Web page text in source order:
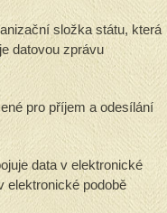
složka státu, která
datovou zprávu
pro příjem a odesílání
data v elektronické
elektronické podobě